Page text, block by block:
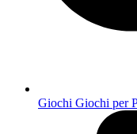
Giochi Giochi per